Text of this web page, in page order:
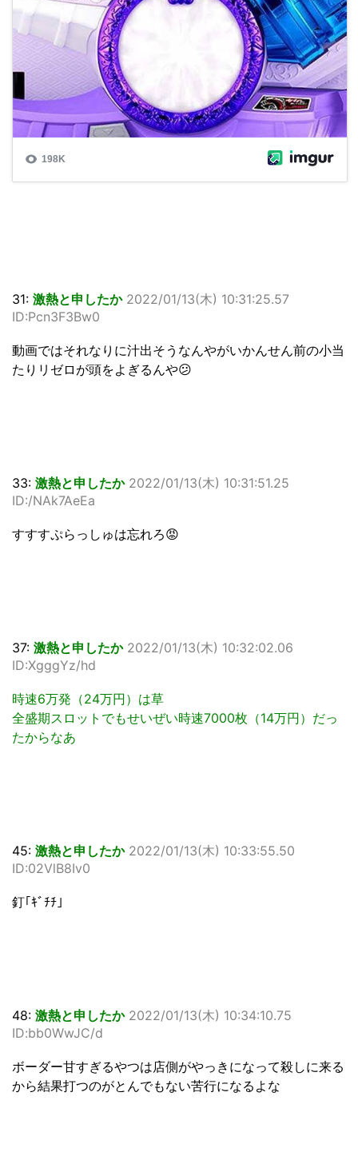
31: 激熱と申したか 2022/01/13(木) 10:31:25.57
ID:Pcn3F3Bw0
動画ではそれなりに汁出そうなんやがいかんせん前の小当
たりリゼロが頭をよぎるんや😕
33: 激熱と申したか 2022/01/13(木) 10:31:51.25
ID:/NAk7AeEa
すすすぷらっしゅは忘れろ😡
37: 激熱と申したか 2022/01/13(木) 10:32:02.06
ID:XgggYz/hd
時速6万発（24万円）は草
全盛期スロットでもせいぜい時速7000枚（14万円）だっ
たからなあ
45: 激熱と申したか 2022/01/13(木) 10:33:55.50
ID:02VlB8Iv0
釘｢ｷﾞﾁﾁ｣
48: 激熱と申したか 2022/01/13(木) 10:34:10.75
ID:bb0WwJC/d
ボーダー甘すぎるやつは店側がやっきになって殺しに来る
から結果打つのがとんでもない苦行になるよな